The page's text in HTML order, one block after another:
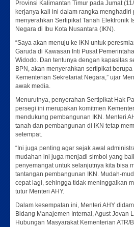
Provinsi Kalimantan Timur pada Jumat
kerjanya kali ini dalam rangka menghadiri
menyerahkan Sertipikat Tanah Elektronik
Negara di Ibu Kota Nusantara (IKN).
“Saya akan menuju ke IKN untuk
Garuda di Kawasan Inti Pusat
Widodo. Dan tentunya dengan kapasitas
BPN, akan menyerahkan sertipikat
Kementerian Sekretariat Negara,” ujar
awak media.
Menurutnya, penyerahan Sertipikat Hak
persegi ini merupakan komitmen
mendukung pembangunan IKN. Menteri
tanah dan pembangunan di IKN tetap
setempat.
“Ini juga penting agar sejak awal
mudahan ini juga menjadi simbol yang
penyemangat untuk selanjutnya kita bisa
tantangan pembangunan IKN. Mudah-
cepat lagi, sehingga tidak meninggalkan
tutur Menteri AHY.
Dalam kesempatan ini, Menteri AHY
Bidang Manajemen Internal, Agust Jovan
Hubungan Masyarakat Kementerian ATR/